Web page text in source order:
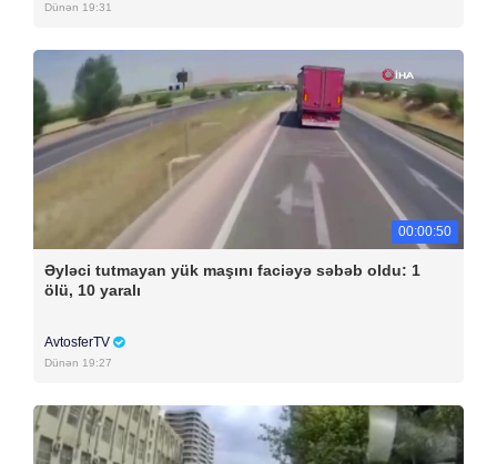
Dünən 19:31
00:00:50
Əyləci tutmayan yük maşını faciəyə səbəb oldu: 1
ölü, 10 yaralı
AvtosferTV
Dünən 19:27